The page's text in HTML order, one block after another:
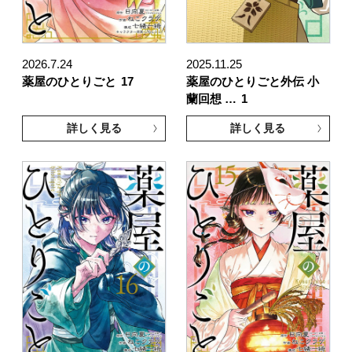
2026.7.24
薬屋のひとりごと 17
詳しく見る
2025.11.25
薬屋のひとりごと外伝 小
蘭回想 … 1
詳しく見る